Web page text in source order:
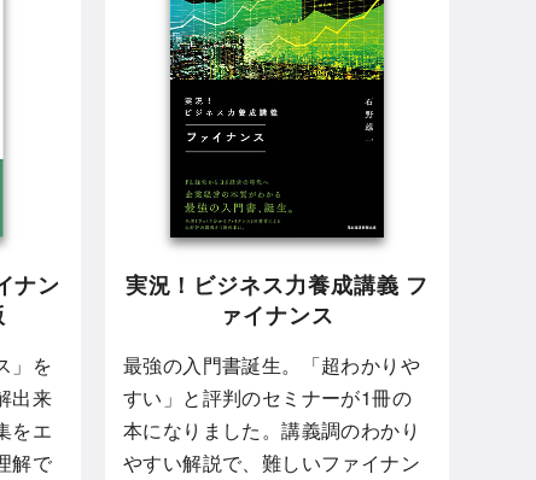
ナン
」を
出来
をエ
解で
実況！ビジネス力養成講義 フ
ァイナンス
最強の入門書誕生。「超わかりや
すい」と評判のセミナーが1冊の
本になりました。講義調のわかり
やすい解説で、難しいファイナン